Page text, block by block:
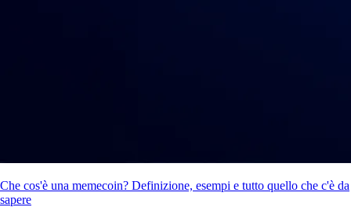
Che cos'è una memecoin? Definizione, esempi e tutto quello che c'è da
sapere